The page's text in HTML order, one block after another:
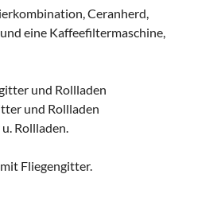
Ceranherd,
eine Kaffeefiltermaschine,
und Rollladen
und Rollladen
Rollladen.
Fliegengitter.